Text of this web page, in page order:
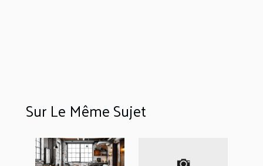
Sur Le Même Sujet